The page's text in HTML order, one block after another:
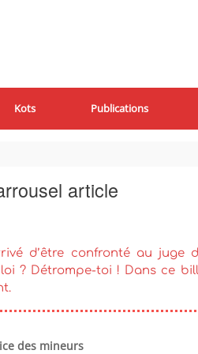
Kots Publications
article
d’être confronté au
? Détrompe-toi ! Dans ce
des mineurs